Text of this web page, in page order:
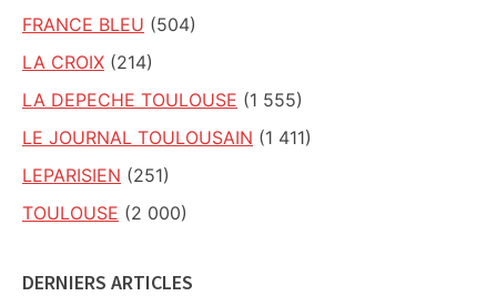
FRANCE BLEU (504)
LA CROIX (214)
LA DEPECHE TOULOUSE (1 555)
LE JOURNAL TOULOUSAIN (1 411)
LEPARISIEN (251)
TOULOUSE (2 000)
DERNIERS ARTICLES